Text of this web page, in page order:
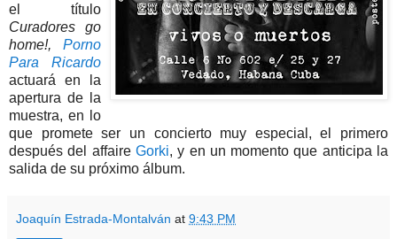
el título
Curadores go
home!,
Porno
Para Ricardo
actuará en la
apertura de la
muestra, en lo
que promete ser un concierto muy especial, el primero
después del affaire Gorki, y en un momento que anticipa la
salida de su próximo álbum.
Joaquín Estrada-Montalván at 9:43 PM